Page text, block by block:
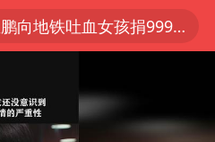
李亚鹏向地铁吐血女孩捐99999元
通报传销头目出狱办书院
1国米